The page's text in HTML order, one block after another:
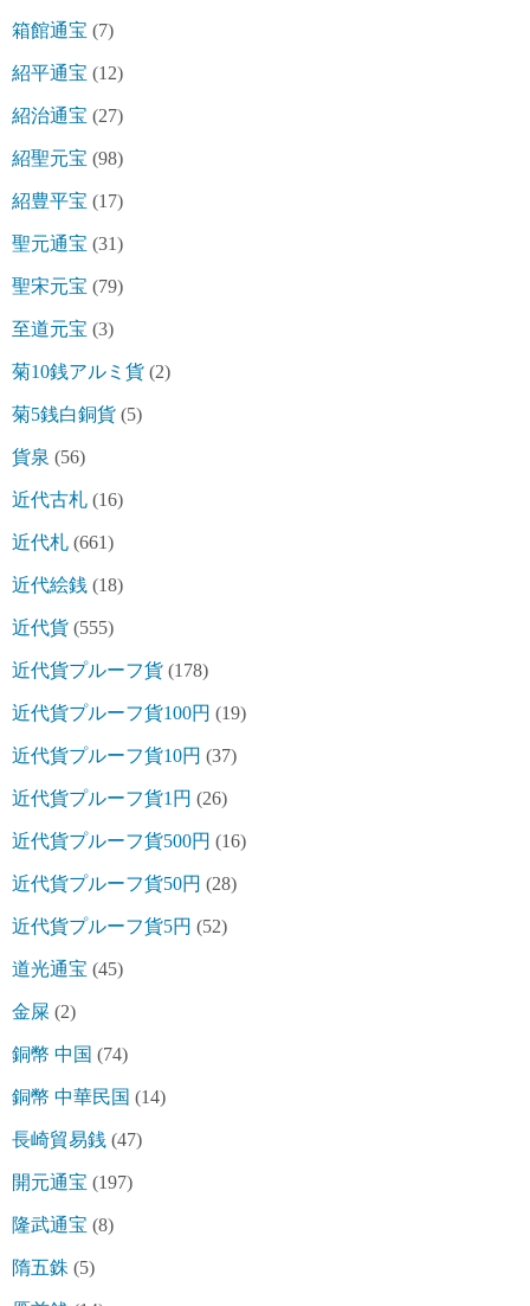
箱館通宝 (7)
紹平通宝 (12)
紹治通宝 (27)
紹聖元宝 (98)
紹豊平宝 (17)
聖元通宝 (31)
聖宋元宝 (79)
至道元宝 (3)
菊10銭アルミ貨 (2)
菊5銭白銅貨 (5)
貨泉 (56)
近代古札 (16)
近代札 (661)
近代絵銭 (18)
近代貨 (555)
近代貨プルーフ貨 (178)
近代貨プルーフ貨100円 (19)
近代貨プルーフ貨10円 (37)
近代貨プルーフ貨1円 (26)
近代貨プルーフ貨500円 (16)
近代貨プルーフ貨50円 (28)
近代貨プルーフ貨5円 (52)
道光通宝 (45)
金屎 (2)
銅幣 中国 (74)
銅幣 中華民国 (14)
長崎貿易銭 (47)
開元通宝 (197)
隆武通宝 (8)
隋五銖 (5)